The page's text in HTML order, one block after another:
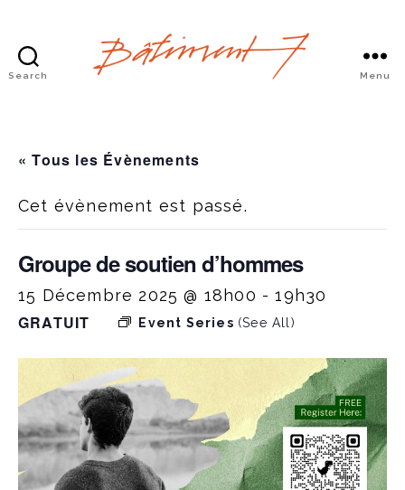
Search Menu
« Tous les Évènements
Cet évènement est passé.
Groupe de soutien d’hommes
15 Décembre 2025 @ 18h00 -19h30
Event Series (See All)
GRATUIT